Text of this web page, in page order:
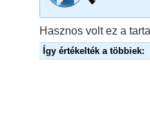
Hasznos volt ez a
Így értékelték a többiek: